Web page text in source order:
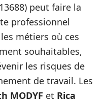
peut faire la
professionnel
métiers où ces
souhaitables,
les risques de
de travail. Les
MODYF et Rica